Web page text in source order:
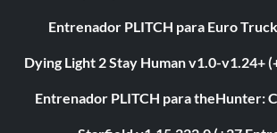
Entrenador PLITCH para Euro
Dying Light 2 Stay Human v1.0-v1.24+
Entrenador PLITCH para theHunter: